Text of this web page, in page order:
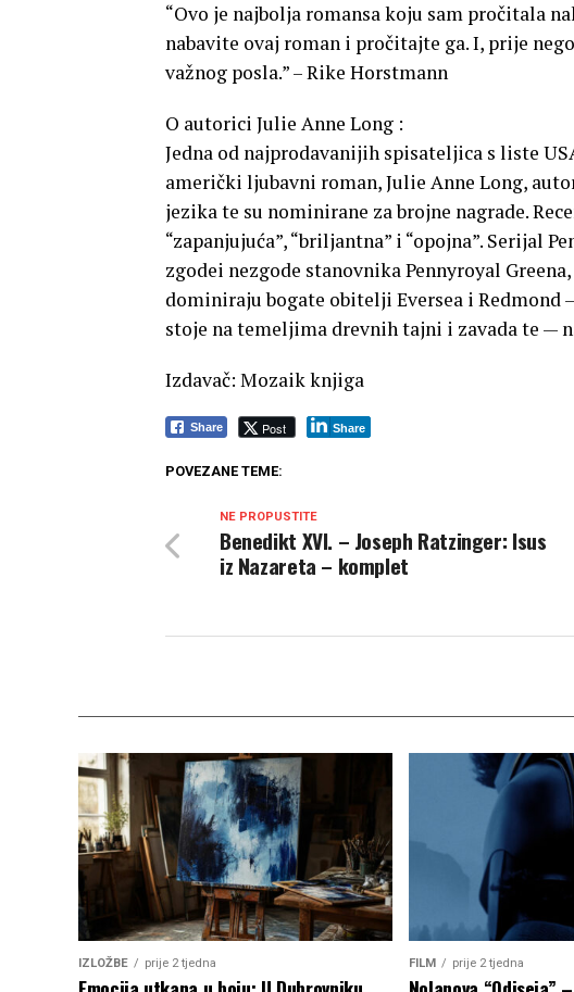
“Ovo je najbolja romansa koju sam pročitala
nabavite ovaj roman i pročitajte ga. I, prije
važnog posla.” – Rike Horstmann
O autorici Julie Anne Long :
Jedna od najprodavanijih spisateljica s liste
američki ljubavni roman, Julie Anne Long,
jezika te su nominirane za brojne nagrade.
“zapanjujuća”, “briljantna” i “opojna”. Serijal
zgodei nezgode stanovnika Pennyroyal
dominiraju bogate obitelji Eversea i
stoje na temeljima drevnih tajni i zavada te —
Izdavač: Mozaik knjiga
Share Post Share
POVEZANE TEME:
NE PROPUSTITE
Benedikt XVI. – Joseph Ratzinger: Isus
iz Nazareta – komplet
IZLOŽBE prije 2 tjedna FILM prije 2 tjedna